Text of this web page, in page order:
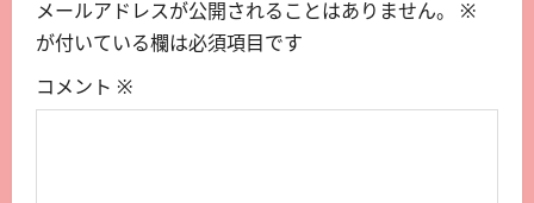
メールアドレスが公開されることはありません。
※
が付いている欄は必須項目です
コメント ※